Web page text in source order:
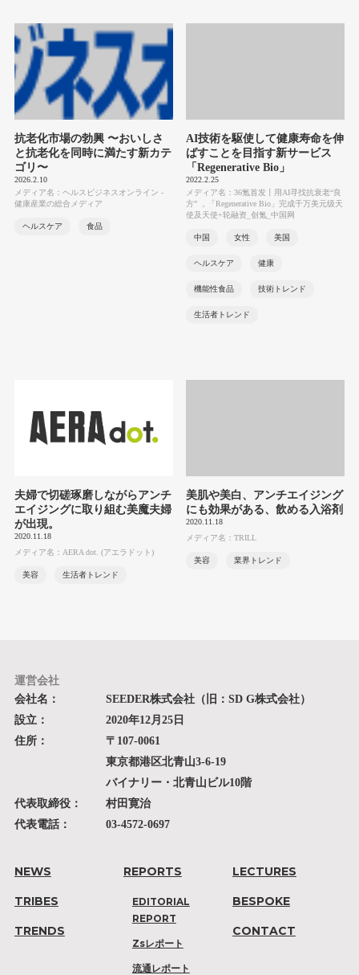
抗老化市場の勃興 〜おいしさ
と抗老化を同時に満たす新カテ
ゴリ〜
2026.2.10
メディア名：ヘルスビジネスオンライン -
健康産業の総合メディア
ヘルスケア 食品
AI技術を駆使して健康寿命を伸
ばすことを目指す新サービス
「Regenerative Bio」
2022.2.25
メディア名：36氪首发丨用AI寻找抗衰老“良
方” ，「Regenerative Bio」完成千万美元级天
使及天使+轮融资_创氪_中国网
中国 女性 美国
ヘルスケア 健康
機能性食品 技術トレンド
生活者トレンド
夫婦で切磋琢磨しながらアンチ
エイジングに取り組む美魔夫婦
が出現。
2020.11.18
メディア名：AERA dot. (アエラドット)
美容 生活者トレンド
美肌や美白、アンチエイジング
にも効果がある、飲める入浴剤
2020.11.18
メディア名：TRILL
美容 業界トレンド
運営会社
会社名：
SEEDER株式会社（旧：SD G株式会社）
設立：
2020年12月25日
住所：
〒107-0061
東京都港区北青山3-6-19
バイナリー・北青山ビル10階
代表取締役：
村田寛治
代表電話：
03-4572-0697
NEWS
TRIBES
TRENDS
REPORTS
EDITORIAL
REPORT
Zsレポート
流通レポート
LECTURES
BESPOKE
CONTACT